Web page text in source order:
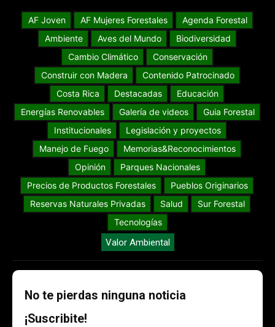
AF Joven AF Mujeres Forestales
Agenda Forestal
Ambiente
Aves del Mundo
Biodiversidad
Cambio Climático
Conservación
Construir con Madera
Contenido Patrocinado
Costa Rica
Destacadas
Educación
Energías Renovables
Galería de videos
Guia Forestal
Institucionales
Legislación y proyectos
Manejo de Fuego
Memorias&Reconocimientos
Opinión
Parques Nacionales
Precios de Productos Forestales
Pueblos Originarios
Reservas Naturales Privadas
Salud
Sur Forestal
Tecnologías
Valor Ambiental
No te pierdas ninguna noticia
¡Suscribite!